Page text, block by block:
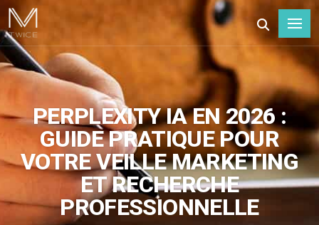
PERPLEXITY IA EN 2026 :
GUIDE PRATIQUE POUR
VOTRE VEILLE MARKETING
ET RECHERCHE
PROFESSIONNELLE